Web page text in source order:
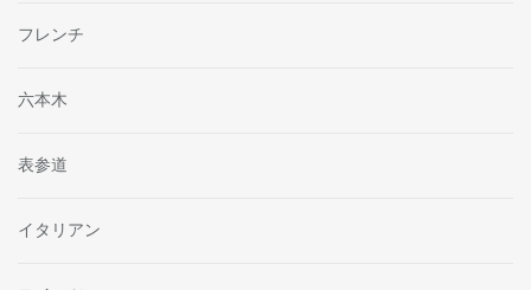
フレンチ
六本木
表参道
イタリアン